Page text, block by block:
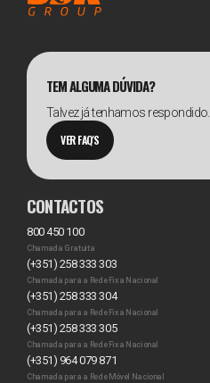
TEM ALGUMA DÚVIDA?
Talvez já tenhamos respondido.
VER FAQ'S
CONTACTOS
800 450 100
Chamada Gratuita
(+351) 258 333 303
Chamada para a Rede Fixa Nacional
(+351) 258 333 304
Chamada para a Rede Fixa Nacional
(+351) 258 333 305
Chamada para a Rede Fixa Nacional
(+351) 964 079 871
Chamada para a Rede Móvel Nacional